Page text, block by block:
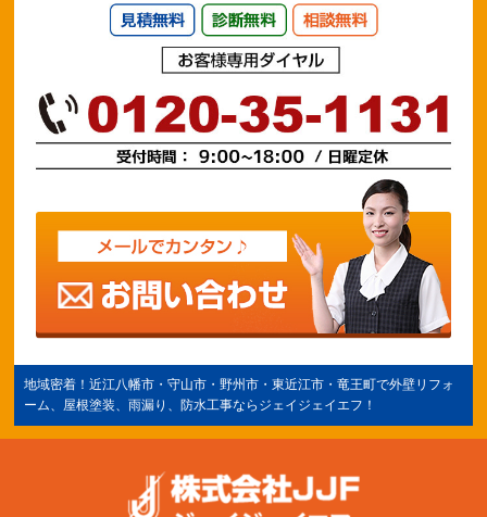
地域密着！近江八幡市 ・守山市・野州市・東近江市 ・竜王町で外壁リフォ
ーム、屋根塗装、雨漏り、防水工事ならジェイジェイエフ！